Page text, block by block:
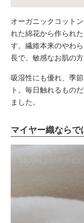
オーガニックコット
れた綿花から作られ
す。繊維本来のやわ
長で、敏感なお肌の
吸湿性にも優れ、季
ト。毎日触れるもの
ました。
マイヤー織ならで